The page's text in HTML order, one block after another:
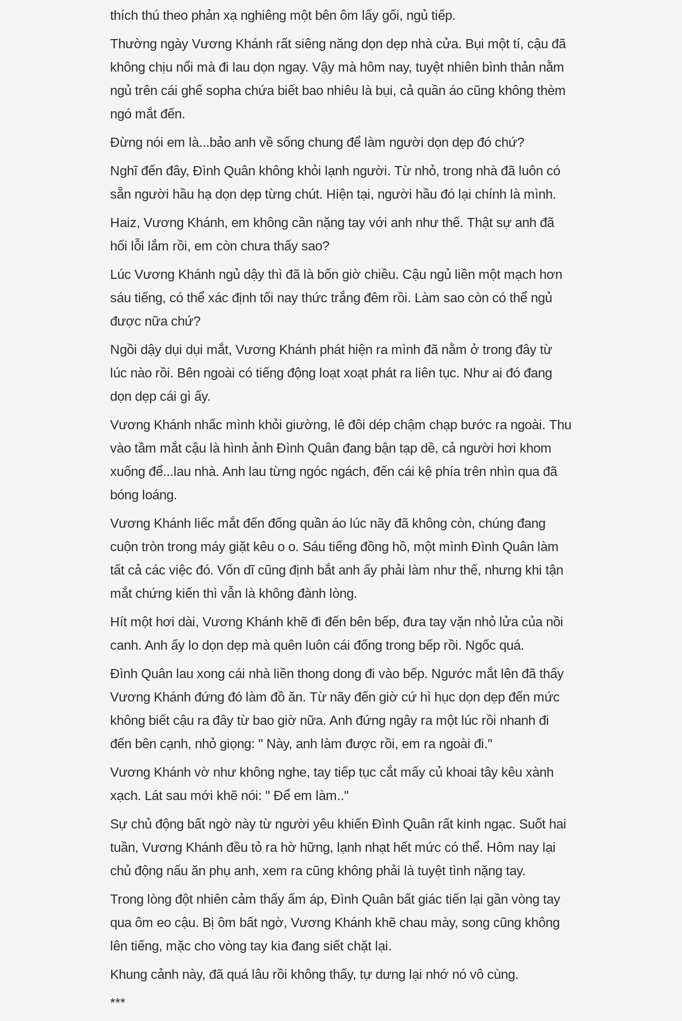
thích thú theo phản xạ nghiêng một bên ôm lấy gối, ngủ tiếp.
Thường ngày Vương Khánh rất siêng năng dọn dẹp nhà cửa. Bụi một tí, cậu đã
không chịu nổi mà đi lau dọn ngay. Vậy mà hôm nay, tuyệt nhiên bình thản nằm
ngủ trên cái ghế sopha chứa biết bao nhiêu là bụi, cả quần áo cũng không thèm
ngó mắt đến.
Đừng nói em là...bảo anh về sống chung để làm người dọn dẹp đó chứ?
Nghĩ đến đây, Đình Quân không khỏi lạnh người. Từ nhỏ, trong nhà đã luôn có
sẵn người hầu hạ dọn dẹp từng chút. Hiện tại, người hầu đó lại chính là mình.
Haiz, Vương Khánh, em không cần nặng tay với anh như thế. Thật sự anh đã
hối lỗi lắm rồi, em còn chưa thấy sao?
Lúc Vương Khánh ngủ dậy thì đã là bốn giờ chiều. Cậu ngủ liền một mạch hơn
sáu tiếng, có thể xác định tối nay thức trắng đêm rồi. Làm sao còn có thể ngủ
được nữa chứ?
Ngồi dậy dụi dụi mắt, Vương Khánh phát hiện ra mình đã nằm ở trong đây từ
lúc nào rồi. Bên ngoài có tiếng động loạt xoạt phát ra liên tục. Như ai đó đang
dọn dẹp cái gì ấy.
Vương Khánh nhấc mình khỏi giường, lê đôi dép chậm chạp bước ra ngoài. Thu
vào tầm mắt cậu là hình ảnh Đình Quân đang bận tạp dề, cả người hơi khom
xuống để...lau nhà. Anh lau từng ngóc ngách, đến cái kệ phía trên nhìn qua đã
bóng loáng.
Vương Khánh liếc mắt đến đống quần áo lúc nãy đã không còn, chúng đang
cuộn tròn trong máy giặt kêu o o. Sáu tiếng đồng hồ, một mình Đình Quân làm
tất cả các việc đó. Vốn dĩ cũng định bắt anh ấy phải làm như thế, nhưng khi tận
mắt chứng kiến thì vẫn là không đành lòng.
Hít một hơi dài, Vương Khánh khẽ đi đến bên bếp, đưa tay vặn nhỏ lửa của nồi
canh. Anh ấy lo dọn dẹp mà quên luôn cái đống trong bếp rồi. Ngốc quá.
Đình Quân lau xong cái nhà liền thong dong đi vào bếp. Ngước mắt lên đã thấy
Vương Khánh đứng đó làm đồ ăn. Từ nãy đến giờ cứ hì hục dọn dẹp đến mức
không biết cậu ra đây từ bao giờ nữa. Anh đứng ngây ra một lúc rồi nhanh đi
đến bên cạnh, nhỏ giọng: " Này, anh làm được rồi, em ra ngoài đi."
Vương Khánh vờ như không nghe, tay tiếp tục cắt mấy củ khoai tây kêu xành
xạch. Lát sau mới khẽ nói: " Để em làm.."
Sự chủ động bất ngờ này từ người yêu khiến Đình Quân rất kinh ngạc. Suốt hai
tuần, Vương Khánh đều tỏ ra hờ hững, lạnh nhạt hết mức có thể. Hôm nay lại
chủ động nấu ăn phụ anh, xem ra cũng không phải là tuyệt tình nặng tay.
Trong lòng đột nhiên cảm thấy ấm áp, Đình Quân bất giác tiến lại gần vòng tay
qua ôm eo cậu. Bị ôm bất ngờ, Vương Khánh khẽ chau mày, song cũng không
lên tiếng, mặc cho vòng tay kia đang siết chặt lại.
Khung cảnh này, đã quá lâu rồi không thấy, tự dưng lại nhớ nó vô cùng.
***